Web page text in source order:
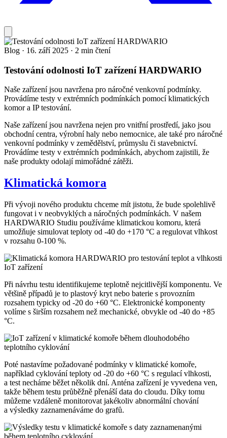
Blog · 16. září 2025 · 2 min čtení
Testování odolnosti IoT zařízení HARDWARIO
Naše zařízení jsou navržena pro náročné venkovní podmínky.
Provádíme testy v extrémních podmínkách pomocí klimatických
komor a IP testování.
Naše zařízení jsou navržena nejen pro vnitřní prostředí, jako jsou
obchodní centra, výrobní haly nebo nemocnice, ale také pro náročné
venkovní podmínky v zemědělství, průmyslu či stavebnictví.
Provádíme testy v extrémních podmínkách, abychom zajistili, že
naše produkty odolají mimořádné zátěži.
Klimatická komora
Při vývoji nového produktu chceme mít jistotu, že bude spolehlivě
fungovat i v neobvyklých a náročných podmínkách. V našem
HARDWARIO Studiu používáme klimatickou komoru, která
umožňuje simulovat teploty od -40 do +170 °C a regulovat vlhkost
v rozsahu 0-100 %.
Při návrhu testu identifikujeme teplotně nejcitlivější komponentu. Ve
většině případů je to plastový kryt nebo baterie s provozním
rozsahem typicky od -20 do +60 °C. Elektronické komponenty
volíme s širším rozsahem než mechanické, obvykle od -40 do +85
°C.
Poté nastavíme požadované podmínky v klimatické komoře,
například cyklování teploty od -20 do +60 °C s regulací vlhkosti,
a test necháme běžet několik dní. Anténa zařízení je vyvedena ven,
takže během testu průběžně přenáší data do cloudu. Díky tomu
můžeme vzdáleně monitorovat jakékoliv abnormální chování
a výsledky zaznamenáváme do grafů.